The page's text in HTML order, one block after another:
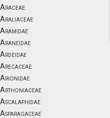
Araceae
Araliaceae
Aramidae
Araneidae
Ardeidae
Arecaceae
Arionidae
Arthoniaceae
Ascalaphidae
Asparagaceae